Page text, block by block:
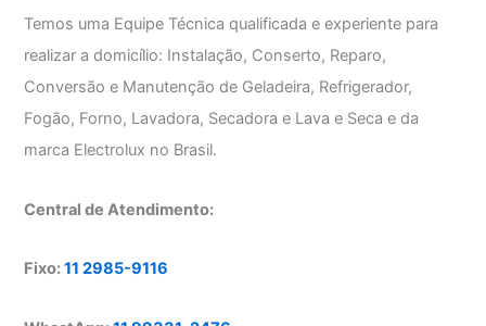
Temos uma Equipe Técnica qualificada e experiente para
realizar a domicílio: Instalação, Conserto, Reparo,
Conversão e Manutenção de Geladeira, Refrigerador,
Fogão, Forno, Lavadora, Secadora e Lava e Seca e da
marca Electrolux no Brasil.
Central de Atendimento:
Fixo:11 2985-9116